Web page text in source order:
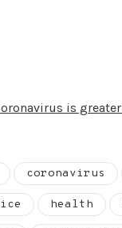
is
coronavirus
health